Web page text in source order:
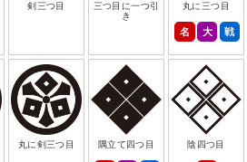
剣三つ目
三つ目に一つ引
き
丸に三つ目
名 大 戦
丸に剣三つ目 隅立て四つ目 陰四つ目